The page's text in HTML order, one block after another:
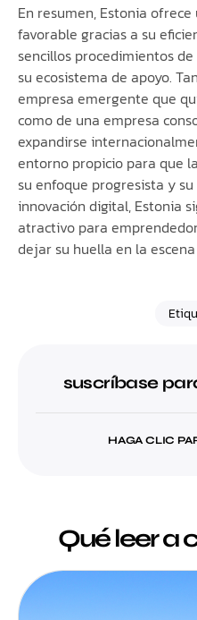
En resumen, Estonia
favorable gracias a su
sencillos procedimientos
su ecosistema de apoyo.
empresa emergente que
como de una empresa
expandirse
entorno propicio para que
su enfoque progresista y
innovación digital, Estonia
atractivo para
dejar su huella en la
suscríbase
HAGA CLIC
Qué leer a